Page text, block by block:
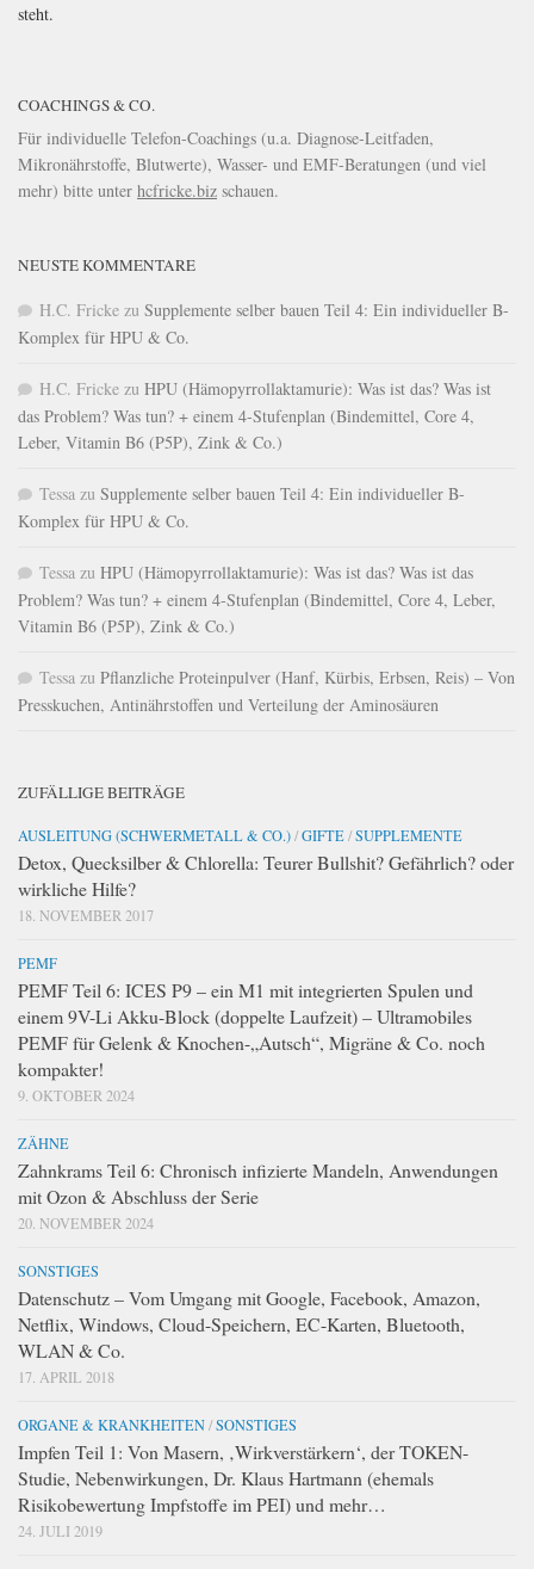
steht.
COACHINGS & CO.
Für individuelle Telefon-Coachings (u.a. Diagnose-Leitfaden,
Mikronährstoffe, Blutwerte), Wasser- und EMF-Beratungen (und viel
mehr) bitte unter hcfricke.biz schauen.
NEUSTE KOMMENTARE
H.C. Fricke zu Supplemente selber bauen Teil 4: Ein individueller B-
Komplex für HPU & Co.
H.C. Fricke zu HPU (Hämopyrrollaktamurie): Was ist das? Was ist
das Problem? Was tun? + einem 4-Stufenplan (Bindemittel, Core 4,
Leber, Vitamin B6 (P5P), Zink & Co.)
Tessa zu Supplemente selber bauen Teil 4: Ein individueller B-
Komplex für HPU & Co.
Tessa zu HPU (Hämopyrrollaktamurie): Was ist das? Was ist das
Problem? Was tun? + einem 4-Stufenplan (Bindemittel, Core 4, Leber,
Vitamin B6 (P5P), Zink & Co.)
Tessa zu Pflanzliche Proteinpulver (Hanf, Kürbis, Erbsen, Reis) – Von
Presskuchen, Antinährstoffen und Verteilung der Aminosäuren
ZUFÄLLIGE BEITRÄGE
AUSLEITUNG (SCHWERMETALL & CO.)/GIFTE/SUPPLEMENTE
Detox, Quecksilber & Chlorella: Teurer Bullshit? Gefährlich? oder
wirkliche Hilfe?
18. NOVEMBER 2017
PEMF
PEMF Teil 6: ICES P9 – ein M1 mit integrierten Spulen und
einem 9V-Li Akku-Block (doppelte Laufzeit) – Ultramobiles
PEMF für Gelenk & Knochen-„Autsch“, Migräne & Co. noch
kompakter!
9. OKTOBER 2024
ZÄHNE
Zahnkrams Teil 6: Chronisch infizierte Mandeln, Anwendungen
mit Ozon & Abschluss der Serie
20. NOVEMBER 2024
SONSTIGES
Datenschutz – Vom Umgang mit Google, Facebook, Amazon,
Netflix, Windows, Cloud-Speichern, EC-Karten, Bluetooth,
WLAN & Co.
17. APRIL 2018
ORGANE & KRANKHEITEN/SONSTIGES
Impfen Teil 1: Von Masern, ‚Wirkverstärkern‘, der TOKEN-
Studie, Nebenwirkungen, Dr. Klaus Hartmann (ehemals
Risikobewertung Impfstoffe im PEI) und mehr…
24. JULI 2019